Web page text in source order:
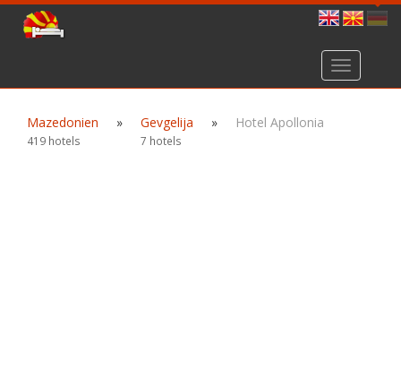
Toggle
navigation
Mazedonien
419 hotels
» Gevgelija
7 hotels
» Hotel Apollonia